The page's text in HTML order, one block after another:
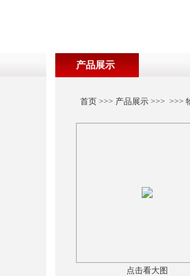
产品展示
首页>>> 产品展示>>> >>>
点击看大图